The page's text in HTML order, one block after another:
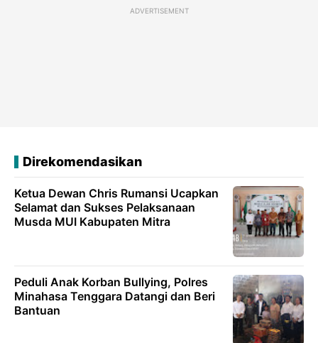
ADVERTISEMENT
Direkomendasikan
Ketua Dewan Chris Rumansi Ucapkan
Selamat dan Sukses Pelaksanaan
Musda MUI Kabupaten Mitra
‎Peduli Anak Korban Bullying, Polres
Minahasa Tenggara Datangi dan Beri
Bantuan